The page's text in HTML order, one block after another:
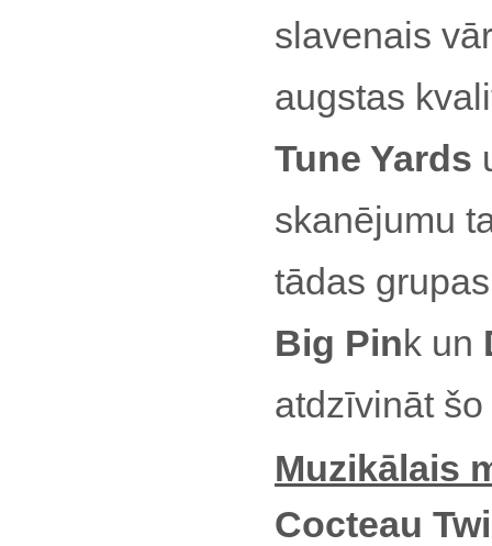
slavenais
augstas
Tune Yards
skanējumu
tādas
Big Pink un
atdzīvināt
Muzikālais
Cocteau